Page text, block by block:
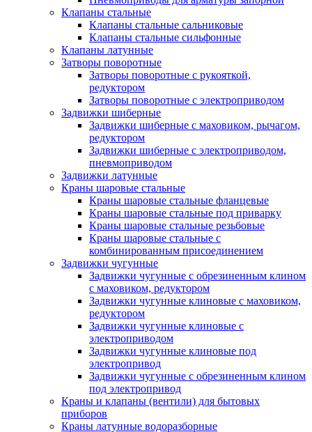
Клапаны стальные
Клапаны стальные сальниковые
Клапаны стальные сильфонные
Клапаны латунные
Затворы поворотные
Затворы поворотные с рукояткой,
редуктором
Затворы поворотные с электроприводом
Задвижки шиберные
Задвижки шиберные с маховиком, рычагом,
редуктором
Задвижки шиберные с электроприводом,
пневмоприводом
Задвижки латунные
Краны шаровые стальные
Краны шаровые стальные фланцевые
Краны шаровые стальные под приварку
Краны шаровые стальные резьбовые
Краны шаровые стальные с
комбинированным присоединением
Задвижки чугунные
Задвижки чугунные с обрезиненным клином
с маховиком, редуктором
Задвижки чугунные клиновые с маховиком,
редуктором
Задвижки чугунные клиновые с
электроприводом
Задвижки чугунные клиновые под
электропривод
Задвижки чугунные с обрезиненным клином
под электропривод
Краны и клапаны (вентили) для бытовых
приборов
Краны латунные водоразборные